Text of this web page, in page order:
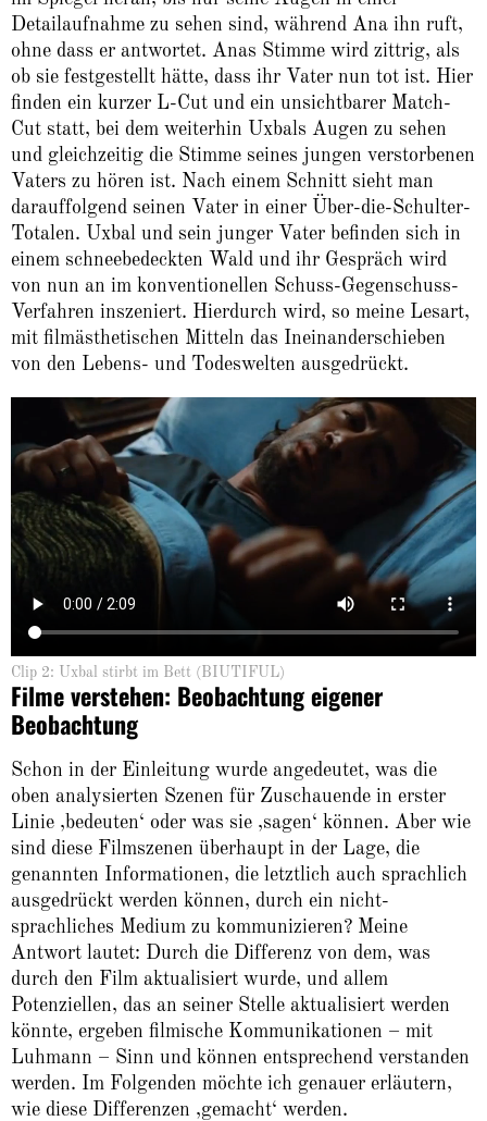
Detailaufnahme zu sehen sind, während Ana ihn ruft,
ohne dass er antwortet. Anas Stimme wird zittrig, als
ob sie festgestellt hätte, dass ihr Vater nun tot ist. Hier
finden ein kurzer L-Cut und ein unsichtbarer Match-
Cut statt, bei dem weiterhin Uxbals Augen zu sehen
und gleichzeitig die Stimme seines jungen verstorbenen
Vaters zu hören ist. Nach einem Schnitt sieht man
darauffolgend seinen Vater in einer Über-die-Schulter-
Totalen. Uxbal und sein junger Vater befinden sich in
einem schneebedeckten Wald und ihr Gespräch wird
von nun an im konventionellen Schuss-Gegenschuss-
Verfahren inszeniert. Hierdurch wird, so meine Lesart,
mit filmästhetischen Mitteln das Ineinanderschieben
von den Lebens- und Todeswelten ausgedrückt.
Clip 2: Uxbal stirbt im Bett (BIUTIFUL)
Filme verstehen: Beobachtung eigener
Beobachtung
Schon in der Einleitung wurde angedeutet, was die
oben analysierten Szenen für Zuschauende in erster
Linie ‚bedeuten‘ oder was sie ‚sagen‘ können. Aber wie
sind diese Filmszenen überhaupt in der Lage, die
genannten Informationen, die letztlich auch sprachlich
ausgedrückt werden können, durch ein nicht-
sprachliches Medium zu kommunizieren? Meine
Antwort lautet: Durch die Differenz von dem, was
durch den Film aktualisiert wurde, und allem
Potenziellen, das an seiner Stelle aktualisiert werden
könnte, ergeben filmische Kommunikationen – mit
Luhmann – Sinn und können entsprechend verstanden
werden. Im Folgenden möchte ich genauer erläutern,
wie diese Differenzen ‚gemacht‘ werden.